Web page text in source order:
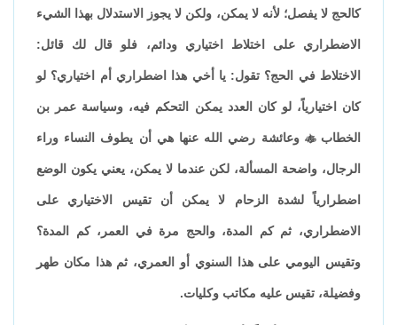
كالحج لا يفصل؛ لأنه لا يمكن، ولكن لا يجوز الاستدلال بهذا الشيء
الاضطراري على اختلاط اختياري ودائم، فلو قال لك قائل:
الاختلاط في الحج؟ تقول: يا أخي هذا اضطراري أم اختياري؟ لو
كان اختيارياً، لو كان العدد يمكن التحكم فيه، وسياسة عمر بن
الخطاب وعائشة رضي الله عنها هي أن يطوف النساء وراء
الرجال، واضحة المسألة، لكن عندما لا يمكن، يعني يكون الوضع
اضطرارياً لشدة الزحام لا يمكن أن تقيس الاختياري على
الاضطراري، ثم كم المدة، والحج مرة في العمر، كم المدة؟
وتقيس اليومي على هذا السنوي أو العمري، ثم هذا مكان طهر
وفضيلة، تقيس عليه مكاتب وكليات.